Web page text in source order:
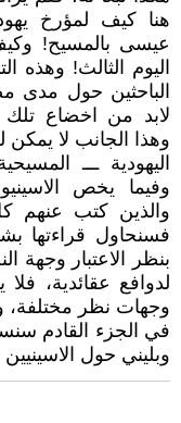
هنا كيف لمؤرخ
عيسى بالمسيح!
اليوم الثالث! وهذه
الباحثين حول مدى
لابد من اخضاع تلك
وهذا الجانب لا يمكن
اليهودية ـــ
وفيما يخص
والذين كتب عنهم
فسنحاول قراءتها
بنظر الاعتبار وجهة
لدوافع عقائدية،
وجهات نظر مختلفة،
في الجزء القادم
وبليني حول الاسينيين